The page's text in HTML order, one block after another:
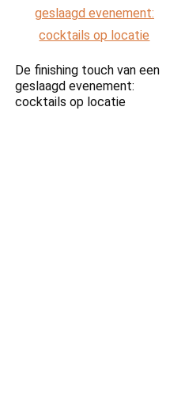
De finishing touch van een
geslaagd evenement:
cocktails op locatie